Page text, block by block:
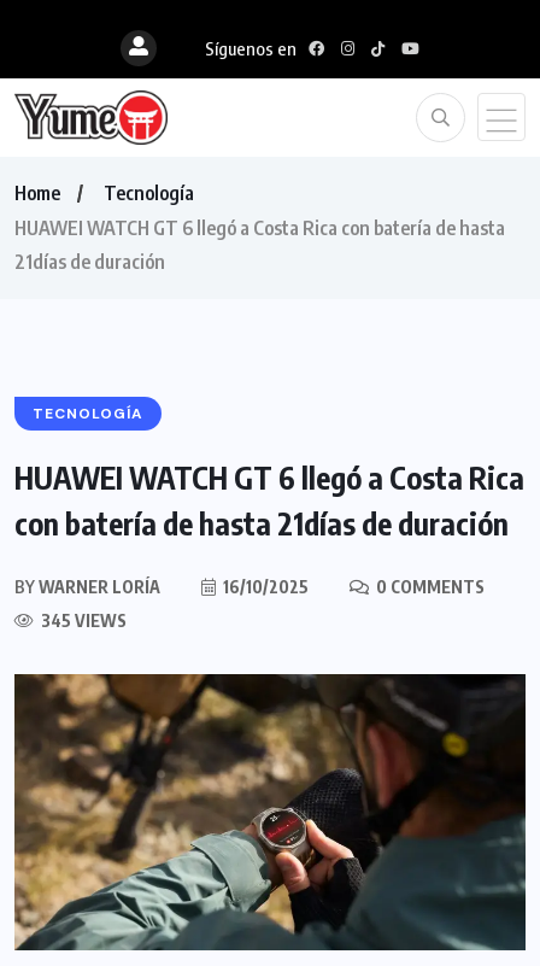
Síguenos en
Home
Tecnología
HUAWEI WATCH GT 6 llegó a Costa Rica con batería de hasta
21días de duración
TECNOLOGÍA
HUAWEI WATCH GT 6 llegó a Costa Rica
con batería de hasta 21días de duración
BYWARNER LORÍA 16/10/2025
0 COMMENTS
345 VIEWS